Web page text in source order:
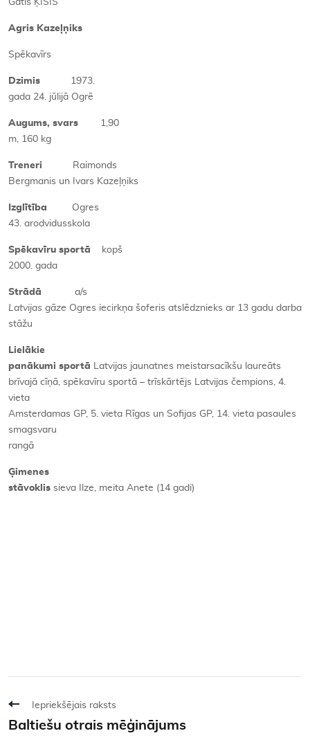
Agris Kazeļņiks
Spēkavīrs
Dzimis 1973.
gada 24. jūlijā Ogrē
Augums, svars 1,90
m, 160 kg
Treneri Raimonds
Bergmanis un Ivars Kazeļņiks
Izglītība Ogres
43. arodvidusskola
Spēkavīru sportā kopš
2000. gada
Strādā a/s
Latvijas gāze Ogres iecirkņa šoferis atslēdznieks ar 13 gadu darba
stāžu
Lielākie
panākumi sportā Latvijas jaunatnes meistarsacīkšu laureāts
brīvajā cīņā, spēkavīru sportā – trīskārtējs Latvijas čempions, 4.
vieta
Amsterdamas GP, 5. vieta Rīgas un Sofijas GP, 14. vieta pasaules
smagsvaru
rangā
Ģimenes
stāvoklis sieva Ilze, meita Anete (14 gadi)
Iepriekšējais raksts
Baltiešu otrais mēģinājums